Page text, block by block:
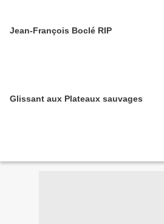
Jean-François Boclé RIP
Glissant aux Plateaux sauvages